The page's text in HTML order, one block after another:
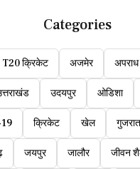
Categories
T20 क्रिकेट अजमेर अपराध
उदयपुर ओडिशा
19 क्रिकेट खेल गुजरात
जयपुर जालौर जीवन